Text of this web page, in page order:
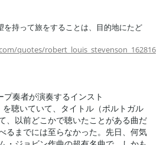
を持って旅をすることは、目的地にたど
quotes/robert_louis_stevenson_162816
奏者が演奏するインスト
を聴いていて、タイトル（ポルトガル
、以前どこかで聴いたことがある曲だ
るまでには至らなかった。先日、何気